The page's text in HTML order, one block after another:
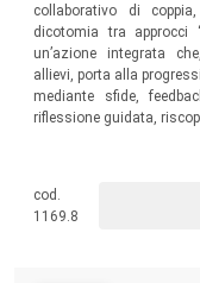
collaborativo di
dicotomia tra approcci
un’azione integrata
allievi, porta alla
mediante sfide,
riflessione guidata,
cod.
1169.8